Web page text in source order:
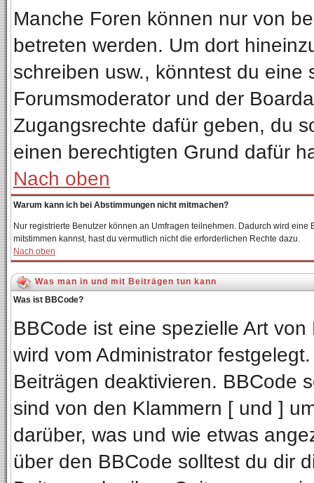
Manche Foren können nur von
betreten werden. Um dort
schreiben usw., könntest du
Forumsmoderator und der
Zugangsrechte dafür geben, du
einen berechtigten Grund dafür
Nach oben
Warum kann ich bei Abstimmungen nicht mitmachen?
Nur registrierte Benutzer können an Umfragen teilnehmen. Dadurch wird
mitstimmen kannst, hast du vermutlich nicht die erforderlichen Rechte dazu.
Nach oben
Was man in und mit Beiträgen tun kann
Was ist BBCode?
BBCode ist eine spezielle Art
wird vom Administrator
Beiträgen deaktivieren. BBCode
sind von den Klammern [ und ]
darüber, was und wie etwas
über den BBCode solltest du dir